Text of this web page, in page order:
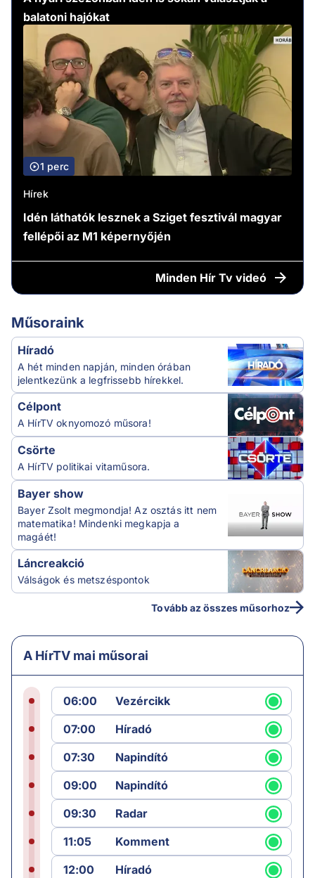
balatoni hajókat
1 perc
Hírek
Idén láthatók lesznek a Sziget fesztivál magyar
fellépői az M1 képernyőjén
Minden Hír Tv videó
Műsoraink
Híradó
A hét minden napján, minden órában
jelentkezünk a legfrissebb hírekkel.
Célpont
A HírTV oknyomozó műsora!
Csörte
A HírTV politikai vitaműsora.
Bayer show
Bayer Zsolt megmondja! Az osztás itt nem
matematika! Mindenki megkapja a
magáét!
Láncreakció
Válságok és metszéspontok
Tovább az összes műsorhoz
A HírTV mai műsorai
06:00
Vezércikk
07:00
Híradó
07:30
Napindító
09:00
Napindító
09:30
Radar
11:05
Komment
12:00
Híradó